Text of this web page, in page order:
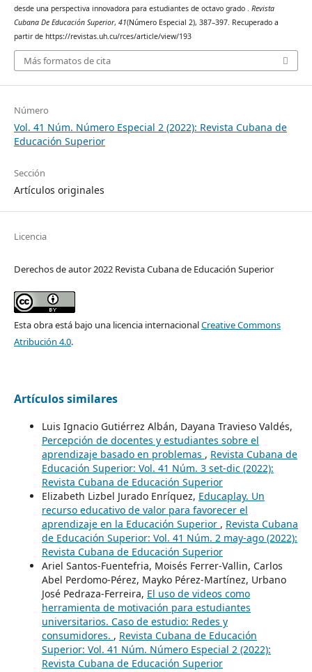
desde una perspectiva innovadora para estudiantes de octavo grado . Revista
Cubana De Educación Superior, 41(Número Especial 2), 387–397. Recuperado a
partir de https://revistas.uh.cu/rces/article/view/193
Más formatos de cita
Número
Vol. 41 Núm. Número Especial 2 (2022): Revista Cubana de
Educación Superior
Sección
Artículos originales
Licencia
Derechos de autor 2022 Revista Cubana de Educación Superior
Esta obra está bajo una licencia internacionalCreative Commons
Atribución 4.0.
Artículos similares
Luis Ignacio Gutiérrez Albán, Dayana Travieso Valdés,
Percepción de docentes y estudiantes sobre el
aprendizaje basado en problemas , Revista Cubana de
Educación Superior: Vol. 41 Núm. 3 set-dic (2022):
Revista Cubana de Educación Superior
Elizabeth Lizbel Jurado Enríquez, Educaplay. Un
recurso educativo de valor para favorecer el
aprendizaje en la Educación Superior , Revista Cubana
de Educación Superior: Vol. 41 Núm. 2 may-ago (2022):
Revista Cubana de Educación Superior
Ariel Santos-Fuentefria, Moisés Ferrer-Vallin, Carlos
Abel Perdomo-Pérez, Mayko Pérez-Martínez, Urbano
José Pedraza-Ferreira, El uso de videos como
herramienta de motivación para estudiantes
universitarios. Caso de estudio: Redes y
consumidores. , Revista Cubana de Educación
Superior: Vol. 41 Núm. Número Especial 2 (2022):
Revista Cubana de Educación Superior